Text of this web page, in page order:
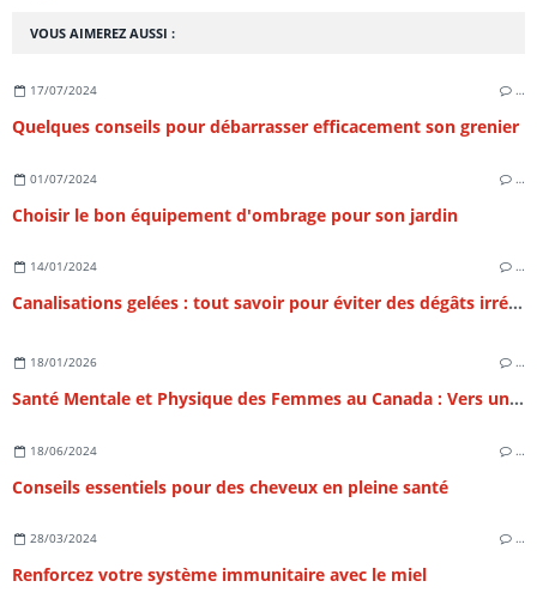
VOUS AIMEREZ AUSSI :
17/07/2024 …
Quelques conseils pour débarrasser efficacement son grenier
01/07/2024 …
Choisir le bon équipement d'ombrage pour son jardin
14/01/2024 …
Canalisations gelées : tout savoir pour éviter des dégâts irréversibles
18/01/2026 …
Santé Mentale et Physique des Femmes au Canada : Vers un Équilibre Holistique au 21e Siècle
18/06/2024 …
Conseils essentiels pour des cheveux en pleine santé
28/03/2024 …
Renforcez votre système immunitaire avec le miel